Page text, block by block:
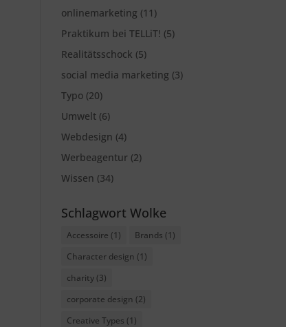
onlinemarketing (11)
Praktikum bei TELLiT! (5)
Realitätsschock (5)
social media marketing (3)
Typo(20)
Umwelt(6)
Webdesign (4)
Werbeagentur(2)
Wissen (34)
Schlagwort Wolke
Accessoire (1) Brands (1)
Character design (1)
charity(3)
corporate design (2)
Creative Types (1)